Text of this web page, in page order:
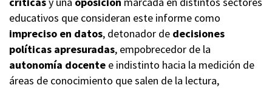
educativos que consideran este informe como
impreciso en datos, detonador de decisiones
políticas apresuradas, empobrecedor de la
autonomía docente e indistinto hacia la medición de
áreas de conocimiento que salen de la lectura,